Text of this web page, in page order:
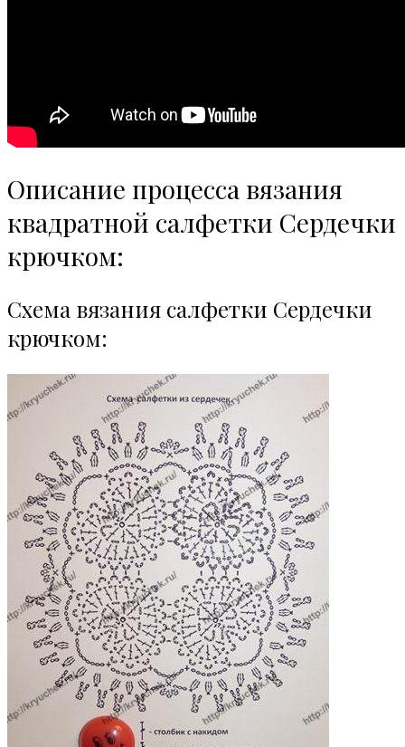
Описание процесса вязания
квадратной салфетки Сердечки
крючком:
Схема вязания салфетки Сердечки
крючком: